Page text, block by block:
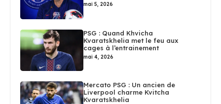
mai 5, 2026
PSG : Quand Khvicha
Kvaratskhelia met le feu aux
cages à l’entrainement
mai 4, 2026
Mercato PSG : Un ancien de
Liverpool charme Kvitcha
Kvaratskhelia